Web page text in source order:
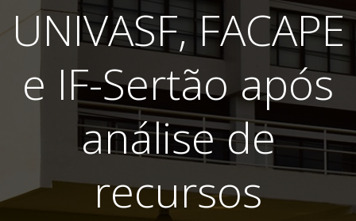
UNIVASF, FACAPE
e IF-Sertão após
análise de
recursos